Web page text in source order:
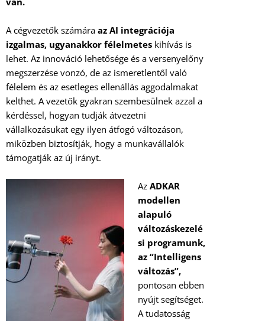
A cégvezetők számára az AI integrációja
izgalmas, ugyanakkor félelmetes kihívás is
lehet. Az innováció lehetősége és a versenyelőny
megszerzése vonzó, de az ismeretlentől való
félelem és az esetleges ellenállás aggodalmakat
kelthet. A vezetők gyakran szembesülnek azzal a
kérdéssel, hogyan tudják átvezetni
vállalkozásukat egy ilyen átfogó változáson,
miközben biztosítják, hogy a munkavállalók
támogatják az új irányt.
Az ADKAR
modellen
alapuló
változáskezelé
si programunk,
az “Intelligens
változás”,
pontosan ebben
nyújt segítséget.
A tudatosság